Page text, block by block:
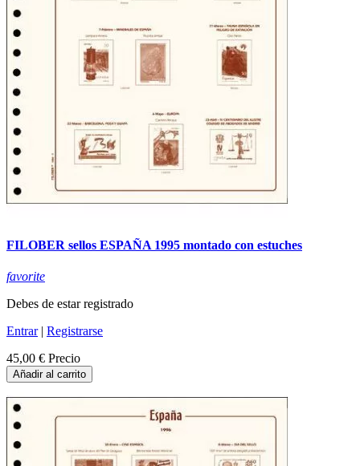
FILOBER sellos ESPAÑA 1995 montado con estuches
favorite
Debes de estar registrado
Entrar| Registrarse
45,00 € Precio
Añadir al carrito